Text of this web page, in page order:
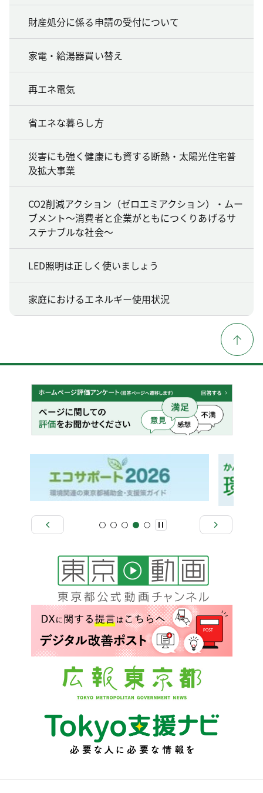
財産処分に係る申請の受付について
家電・給湯器買い替え
再エネ電気
省エネな暮らし方
災害にも強く健康にも資する断熱・太陽光住宅普
及拡大事業
CO2削減アクション（ゼロエミアクション）・ムー
ブメント～消費者と企業がともにつくりあげるサ
ステナブルな社会～
LED照明は正しく使いましょう
家庭におけるエネルギー使用状況